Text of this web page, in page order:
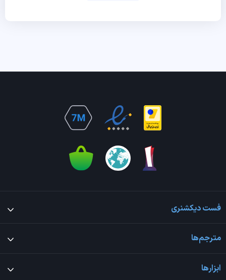
فست دیکشنری
مترجم‌ها
ابزارها